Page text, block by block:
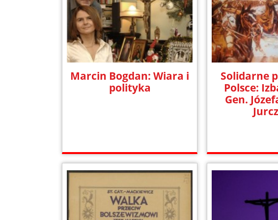
Marcin Bogdan: Wiara i
polityka
Solidarne
Polsce:
Gen.